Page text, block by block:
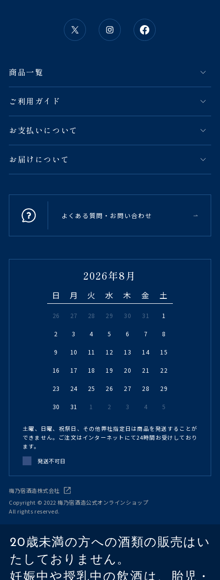
商品一覧
ご利用ガイド
お支払いについて
お届けについて
よくある質問・お問い合わせ
2026年8月
日 月 火 水 木 金 土
26 27 28 29 30 31 1
2 3 4 5 6 7 8
9 10 11 12 13 14 15
16 17 18 19 20 21 22
23 24 25 26 27 28 29
30 31 1 2 3 4 5
土曜、日曜、祝祭日、その他弊社指定日は商品を発送することが
できません。ご注文はインターネットにて24時間お受けしており
ます。
発送不可日
梅乃宿酒造株式会社
Copyright © 2022 梅乃宿酒造公式オンラインショップ
All rights reserved.
20歳未満の方への酒類の販売はい
たしておりません。
妊娠中や授乳中の飲酒は、胎児・